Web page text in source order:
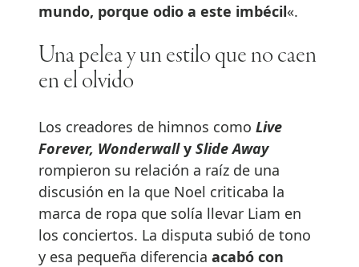
mundo, porque odio a este imbécil«.
Una pelea y un estilo que no caen
en el olvido
Los creadores de himnos como Live
Forever, Wonderwally Slide Away
rompieron su relación a raíz de una
discusión en la que Noel criticaba la
marca de ropa que solía llevar Liam en
los conciertos. La disputa subió de tono
y esa pequeña diferencia acabó con